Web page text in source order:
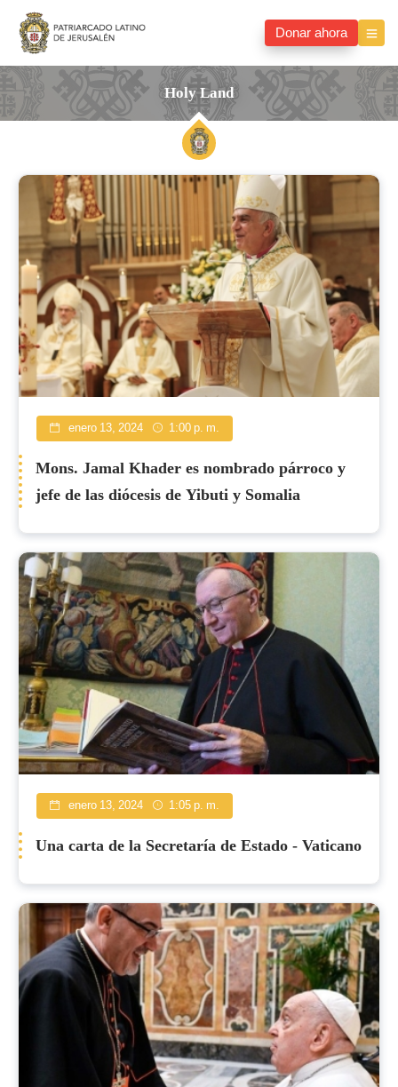
Donar ahora
Holy Land
holy
enero 13, 2024 1:00 p. m.
Mons. Jamal Khader es nombrado párroco y
jefe de las diócesis de Yibuti y Somalia
enero 13, 2024 1:05 p. m.
Una carta de la Secretaría de Estado - Vaticano